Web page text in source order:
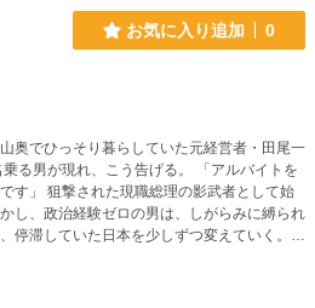
お気に入り追加 0
奥でひっそり暮らしていた元経営者・田尾一
る男が現れ、こう告げる。 「アルバイトを
す」 狙撃された現職総理の影武者として始
し、政治経験ゼロの男は、しがらみに縛られ
停滞していた日本を少しずつ変えていく。
か国民に必要とされる「本物」の総理大臣へ
犯の黒幕は・・・・・。